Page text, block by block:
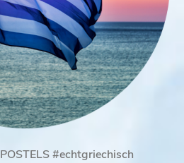
#echtgriechisch